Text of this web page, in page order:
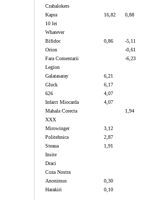
Crabalokers
Kapra
16,82
0,88
10 lei
Whatever
Bifidoc
0,86
-5,11
Orion
-0,61
Fara Comentarii
-6,23
Legion
Galatasaray
6,21
Gluck
6,17
626
4,07
Infarct Miocarda
4,07
Mahala Corecta
1,94
XXX
Mirowinger
3,12
Politehnica
2,87
Steaua
1,91
Insite
Draci
Coza Nostra
Anonimus
0,30
Harakiri
0,10